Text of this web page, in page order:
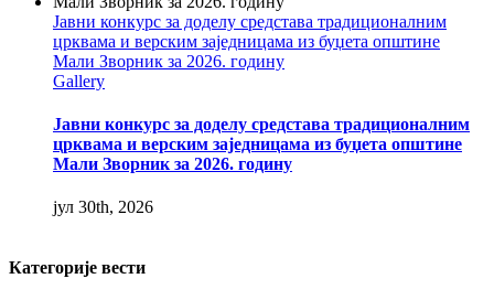
Јавни конкурс за доделу средстава традиционалним
црквама и верским заједницама из буџета општине
Мали Зворник за 2026. годину
Gallery
Јавни конкурс за доделу средстава традиционалним
црквама и верским заједницама из буџета општине
Мали Зворник за 2026. годину
јул 30th, 2026
Категорије вести